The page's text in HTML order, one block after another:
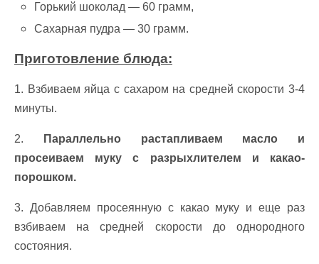
Горький шоколад — 60 грамм,
Сахарная пудра — 30 грамм.
Приготовление блюда:
1. Взбиваем яйца с сахаром на средней скорости 3-4
минуты.
2.
Параллельно растапливаем масло и
просеиваем муку с разрыхлителем и какао-
порошком.
3. Добавляем просеянную с какао муку и еще раз
взбиваем на средней скорости до однородного
состояния.